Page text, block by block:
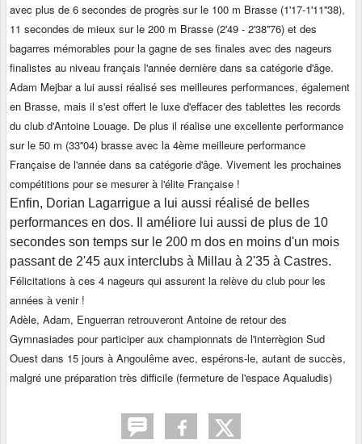
avec plus de 6 secondes de progrès sur le 100 m Brasse (1'17-1'11''38),
11 secondes de mieux sur le 200 m Brasse (2'49 - 2'38''76) et des
bagarres mémorables pour la gagne de ses finales avec des nageurs
finalistes au niveau français l'année dernière dans sa catégorie d'âge.
Adam Mejbar a lui aussi réalisé ses meilleures performances, également
en Brasse, mais il s'est offert le luxe d'effacer des tablettes les records
du club d'Antoine Louage. De plus il réalise une excellente performance
sur le 50 m (33''04) brasse avec la 4ème meilleure performance
Française de l'année dans sa catégorie d'âge. Vivement les prochaines
compétitions pour se mesurer à l'élite Française !
Enfin, Dorian Lagarrigue a lui aussi réalisé de belles
performances en dos. Il améliore lui aussi de plus de 10
secondes son temps sur le 200 m dos en moins d'un mois
passant de 2'45 aux interclubs à Millau à 2'35 à Castres.
Félicitations à ces 4 nageurs qui assurent la relève du club pour les
années à venir !
Adèle, Adam, Enguerran retrouveront Antoine de retour des
Gymnasiades pour participer aux championnats de l'interrègion Sud
Ouest dans 15 jours à Angoulême avec, espérons-le, autant de succès,
malgré une préparation très difficile (fermeture de l'espace Aqualudis)